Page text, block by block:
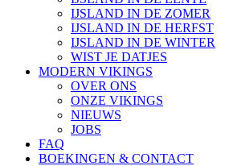
IJSLAND IN DE ZOMER
IJSLAND IN DE HERFST
IJSLAND IN DE WINTER
WIST JE DATJES
MODERN VIKINGS
OVER ONS
ONZE VIKINGS
NIEUWS
JOBS
FAQ
BOEKINGEN & CONTACT